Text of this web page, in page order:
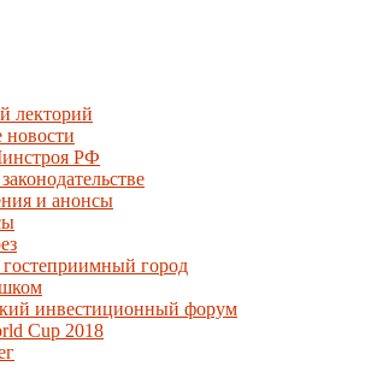
лекторий
новости
РФ
и анонсы
город
инвестиционный форум
Cup 2018